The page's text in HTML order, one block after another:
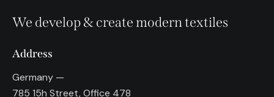
We develop & create modern textiles
Address
Germany —
785 15h Street, Office 478